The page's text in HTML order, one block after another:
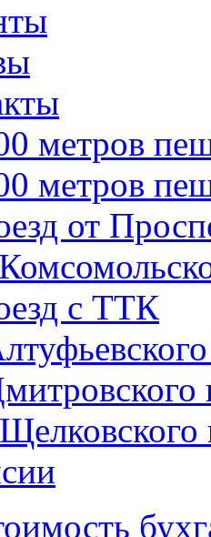
метров
метров
от
с ТТК